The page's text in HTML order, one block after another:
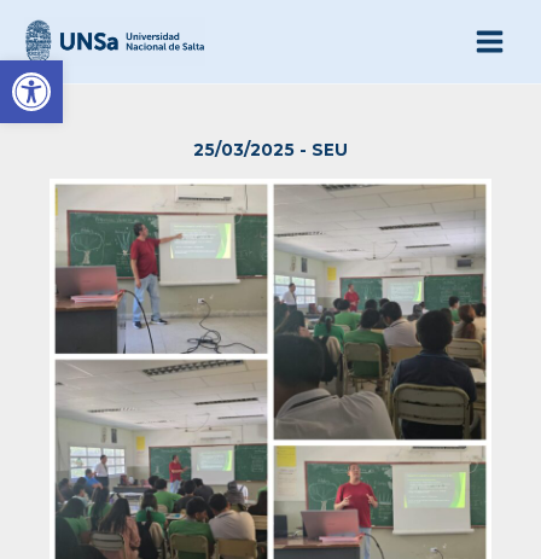
Abrir barra de
contenido
25/03/2025 - SEU